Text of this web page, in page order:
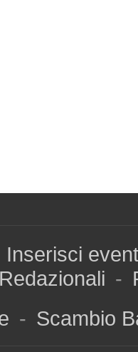
Inserisci
Redazionali -
- Scambio